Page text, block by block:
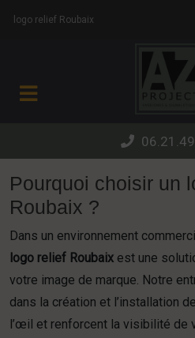
logo relief Roubaix
Pourquoi choisir un
Roubaix ?
Dans un environnement
logo relief Roubaix est une
votre image de marque. Notre
dans la création et l’installation
l’œil et renforcent la visibilité de